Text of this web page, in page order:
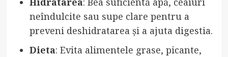
neîndulcite sau supe clare pentru a
preveni deshidratarea și a ajuta digestia.
Dieta: Evita alimentele grase, picante,